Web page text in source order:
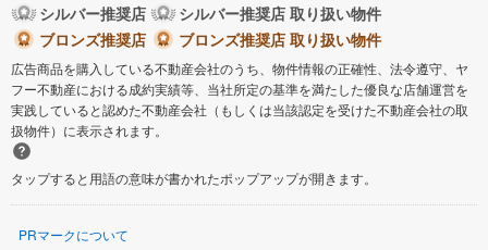
シルバー推奨店
シルバー推奨店 取り扱い物件
ブロンズ推奨店
ブロンズ推奨店 取り扱い物件
広告商品を購入している不動産会社のうち、物件情報の正確性、法令遵守、ヤ
フー不動産における成約実績等、当社所定の基準を満たした優良な店舗運営を
実践していると認めた不動産会社（もしくは当該認定を受けた不動産会社の取
扱物件）に表示されます。
タップすると用語の意味が書かれたポップアップが開きます。
PRマークについて